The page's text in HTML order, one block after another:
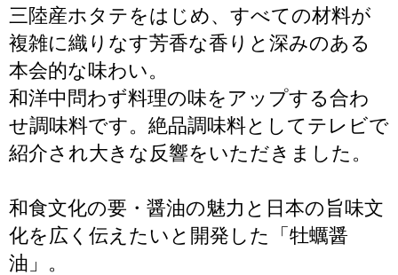
三陸産ホタテをはじめ、すべての材料が
複雑に織りなす芳香な香りと深みのある
本会的な味わい。
和洋中問わず料理の味をアップする合わ
せ調味料です。絶品調味料としてテレビで
紹介され大きな反響をいただきました。
和食文化の要・醤油の魅力と日本の旨味文
化を広く伝えたいと開発した「牡蠣醤
油」。